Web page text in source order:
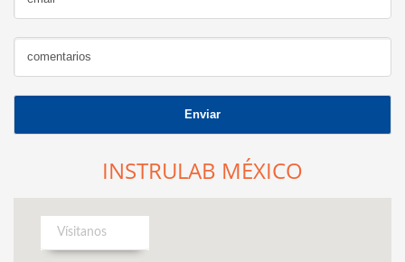
INSTRULAB MÉXICO